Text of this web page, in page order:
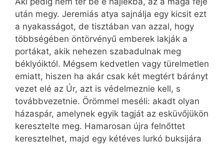
után megy. Jeremiás atya sajnálja egy kicsit ezt
a nyakasságot, de tisztában van azzal, hogy
többségében öntörvényű emberek lakják a
portákat, akik nehezen szabadulnak meg
béklyóiktól. Mégsem kedvetlen vagy türelmetlen
emiatt, hiszen ha akár csak két megtért bárányt
vezet elé az Úr, azt is védelmeznie kell, s
továbbvezetnie. Örömmel meséli: akadt olyan
házaspár, amelynek egyik tagját az esküvőjükön
keresztelte meg. Hamarosan újra felnőttet
keresztelhet, majd egy kétéves lurkó buksijára